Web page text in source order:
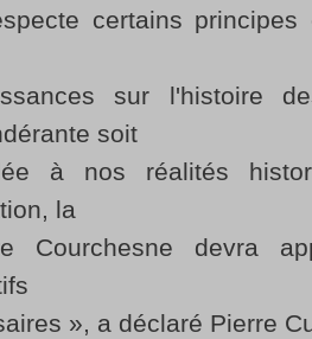
certains
sur l'histoire
soit
à nos réalités
la
Courchesne devra
», a déclaré Pierre